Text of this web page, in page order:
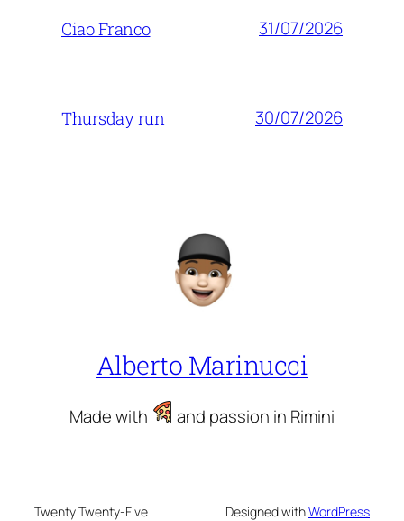
Ciao Franco 31/07/2026
Thursday run 30/07/2026
Alberto Marinucci
Made with and passion in Rimini
Twenty Twenty-Five Designed withWordPress